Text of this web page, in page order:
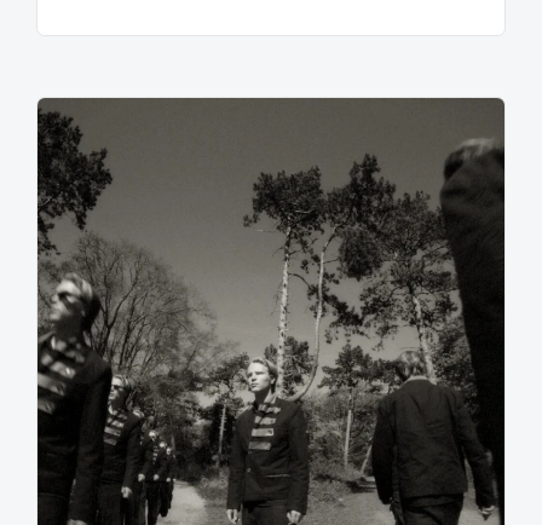
Martin Morero werd van 2005 t/m 2009 en in 2011
Nederlandse zanger die gek is op vrouwelijk schoon.
Als Morero zong hij het nummer Echte liefde, dat drie
weken in de Nederlandse Top 40 stond, met als
hoogste positie 30. In de serie was het nummer
zogenaamd speciaal geschreven voor Martins vrouw
Cheryl (Linda de Mol).